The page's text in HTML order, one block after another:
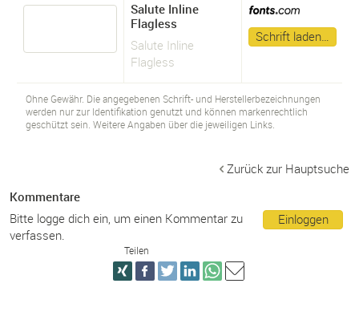
Salute Inline
Flagless
Salute Inline
Flagless
Schrift laden…
Ohne Gewähr. Die angegebenen Schrift- und Herstellerbezeichnungen
werden nur zur Identifikation genutzt und können markenrechtlich
geschützt sein. Weitere Angaben über die jeweiligen Links.
Zurück zur Hauptsuche
Kommentare
Einloggen
Bitte logge dich ein, um einen Kommentar zu
verfassen.
Teilen